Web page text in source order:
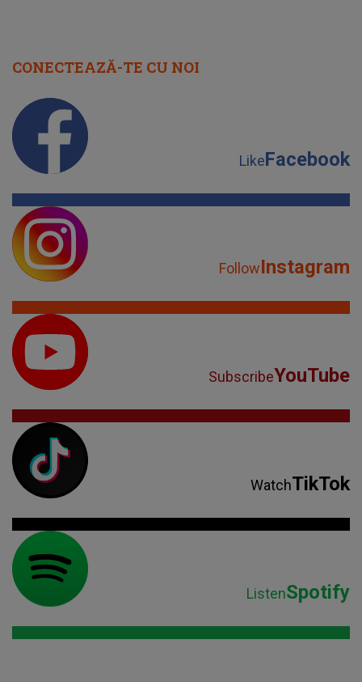
CONECTEAZĂ-TE CU NOI
LikeFacebook
FollowInstagram
SubscribeYouTube
WatchTikTok
ListenSpotify